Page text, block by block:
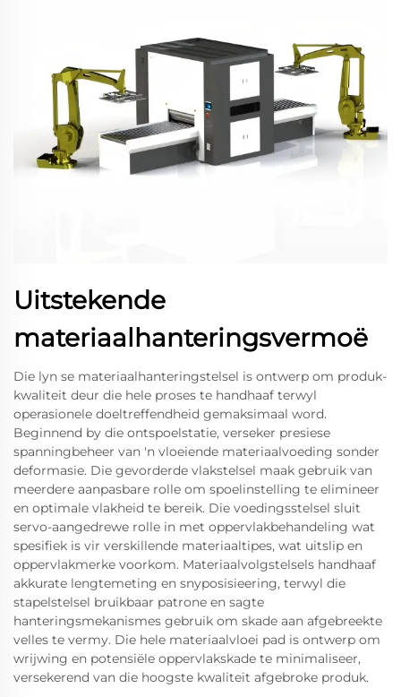
Uitstekende
materiaalhanteringsvermoë
Die lyn se materiaalhanteringstelsel is ontwerp om produk-
kwaliteit deur die hele proses te handhaaf terwyl
operasionele doeltreffendheid gemaksimaal word.
Beginnend by die ontspoelstatie, verseker presiese
spanningbeheer van 'n vloeiende materiaalvoeding sonder
deformasie. Die gevorderde vlakstelsel maak gebruik van
meerdere aanpasbare rolle om spoelinstelling te elimineer
en optimale vlakheid te bereik. Die voedingsstelsel sluit
servo-aangedrewe rolle in met oppervlakbehandeling wat
spesifiek is vir verskillende materiaaltipes, wat uitslip en
oppervlakmerke voorkom. Materiaalvolgstelsels handhaaf
akkurate lengtemeting en snyposisieering, terwyl die
stapelstelsel bruikbaar patrone en sagte
hanteringsmekanismes gebruik om skade aan afgebreekte
velles te vermy. Die hele materiaalvloei pad is ontwerp om
wrijwing en potensiële oppervlakskade te minimaliseer,
versekerend van die hoogste kwaliteit afgebroke produk.